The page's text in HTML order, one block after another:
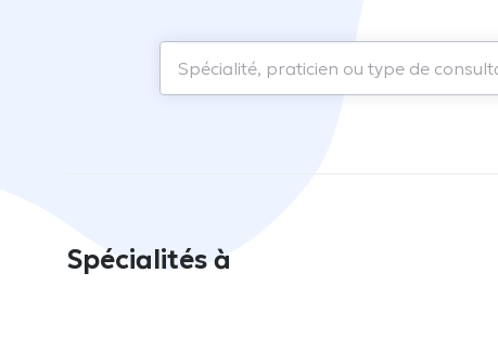
Spécialités à